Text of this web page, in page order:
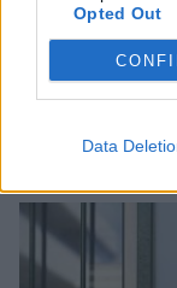
Opted Out
Data
Βάσεις 2026:
23/07/2026 20:16